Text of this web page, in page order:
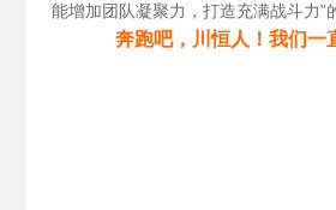
能增加团队凝聚力，打造充满战斗力”
奔跑吧，川恒人！我们